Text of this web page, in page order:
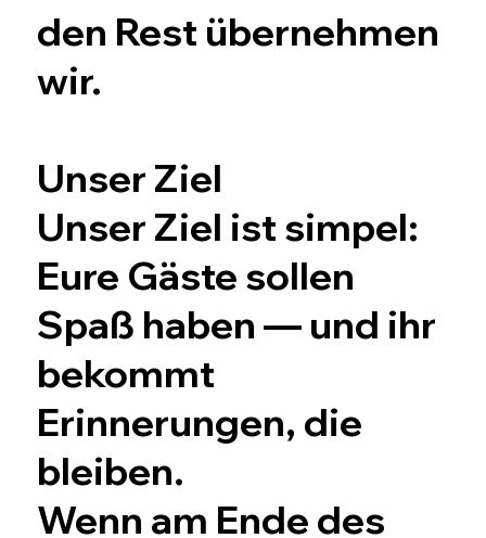
den Rest übernehmen
wir.
Unser Ziel
Unser Ziel ist simpel:
Eure Gäste sollen
Spaß haben — und ihr
bekommt
Erinnerungen, die
bleiben.
Wenn am Ende des